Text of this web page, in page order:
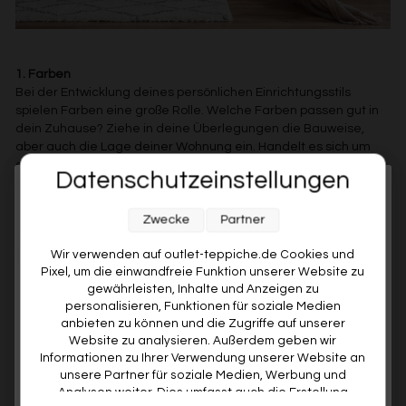
1. Farben
Bei der Entwicklung deines persönlichen Einrichtungsstils
spielen Farben eine große Rolle. Welche Farben passen gut in
dein Zuhause? Ziehe in deine Überlegungen die Bauweise,
aber auch die Lage deiner Wohnung ein. Handelt es sich um
eine (Groß-)Stadtwohnung oder fügt sich deine
Inneneinrichtung eher in eine ländliche Umgebung ein? Bist du
kühlen skandinavischen Look begeistern? Wie hell ist dein
Teppiche in verschiedenen Farben vorgestellt.
Datenschutzeinstellungen
Wir verwenden auf outlet-teppiche.de Cookies und
Pixel, um die einwandfreie Funktion unserer Website zu
gewährleisten, Inhalte und Anzeigen zu
personalisieren, Funktionen für soziale Medien
anbieten zu können und die Zugriffe auf unserer
Website zu analysieren. Außerdem geben wir
Informationen zu Ihrer Verwendung unserer Website an
unsere Partner für soziale Medien, Werbung und
Analysen weiter. Dies umfasst auch die Erstellung
Zwecke Partner
Melde dich jetzt für unseren Newsletter an und sichere dir
10% RABATT AUF DEINE
ERSTE BESTELLUNG! 😍
VORNAME